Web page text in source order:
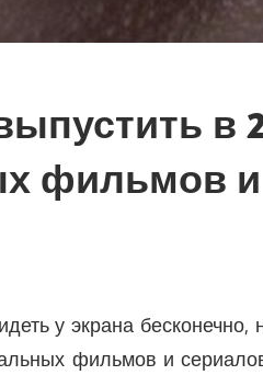
в
фильмов
у экрана
фильмов и